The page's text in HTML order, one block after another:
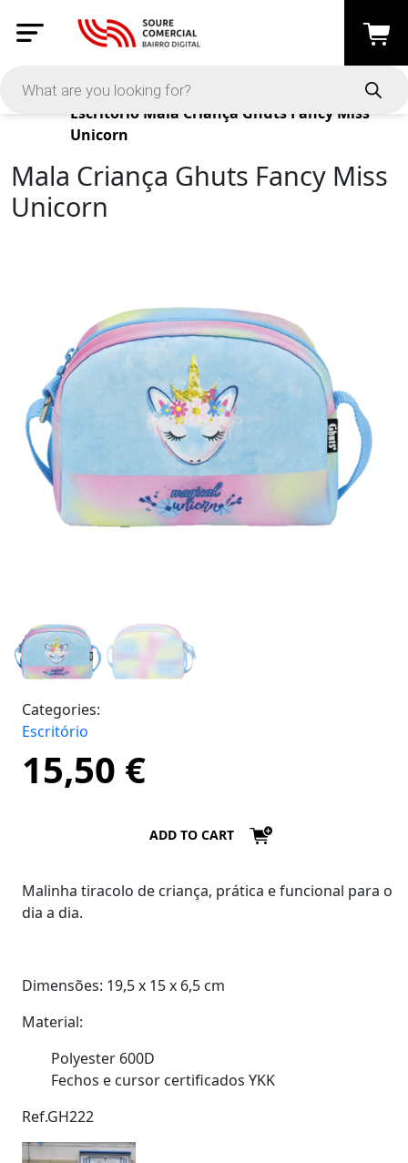
Products
Escritório Mala Criança Ghuts Fancy Miss
Unicorn
Mala Criança Ghuts Fancy Miss
Unicorn
Categories:
Escritório
15,50 €
ADD TO CART
Malinha tiracolo de criança, prática e funcional para o
dia a dia.
Dimensões: 19,5 x 15 x 6,5 cm
Material:
Polyester 600D
Fechos e cursor certificados YKK
Ref.GH222